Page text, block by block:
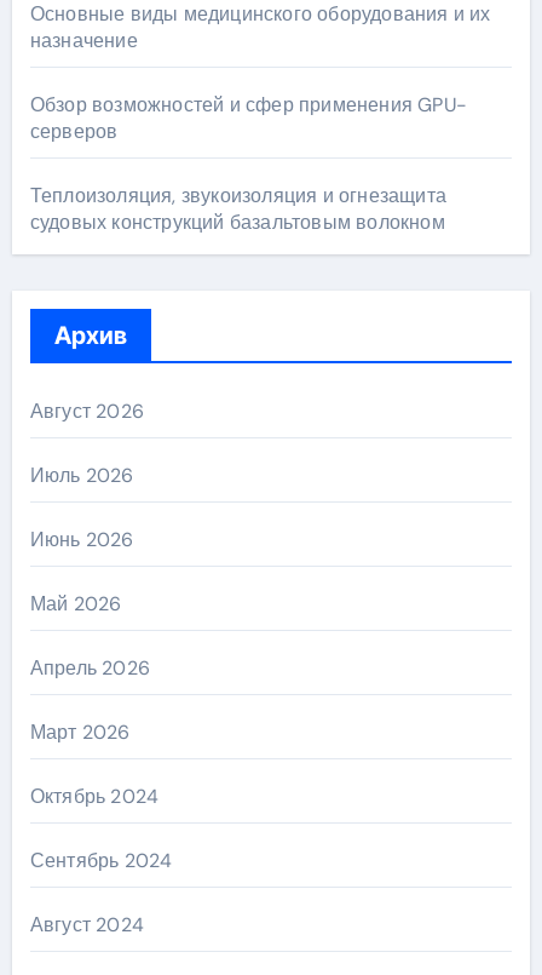
Основные виды медицинского оборудования и их
назначение
Обзор возможностей и сфер применения GPU-
серверов
Теплоизоляция, звукоизоляция и огнезащита
судовых конструкций базальтовым волокном
Архив
Август 2026
Июль 2026
Июнь 2026
Май 2026
Апрель 2026
Март 2026
Октябрь 2024
Сентябрь 2024
Август 2024